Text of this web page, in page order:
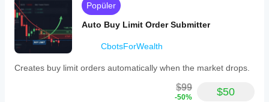
Popüler
Auto Buy Limit Order Submitter
CbotsForWealth
Creates buy limit orders automatically when the market drops.
$99
-50% $50